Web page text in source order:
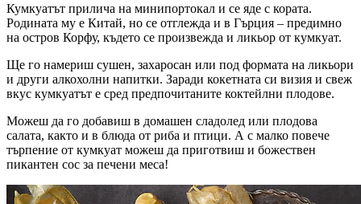
Кумкуатът прилича на минипортокал и се яде с кората.
Родината му е Китай, но се отглежда и в Гърция – предимно
на остров Корфу, където се произвежда и ликьор от кумкуат.
Ще го намериш сушен, захаросан или под формата на ликьори
и други алкохолни напитки. Заради кокетната си визия и свеж
вкус кумкуатът е сред предпочитаните коктейлни плодове.
Можеш да го добавиш в домашен сладолед или плодова
салата, както и в блюда от риба и птици. А с малко повече
търпение от кумкуат можеш да приготвиш и божествен
пикантен сос за печени меса!